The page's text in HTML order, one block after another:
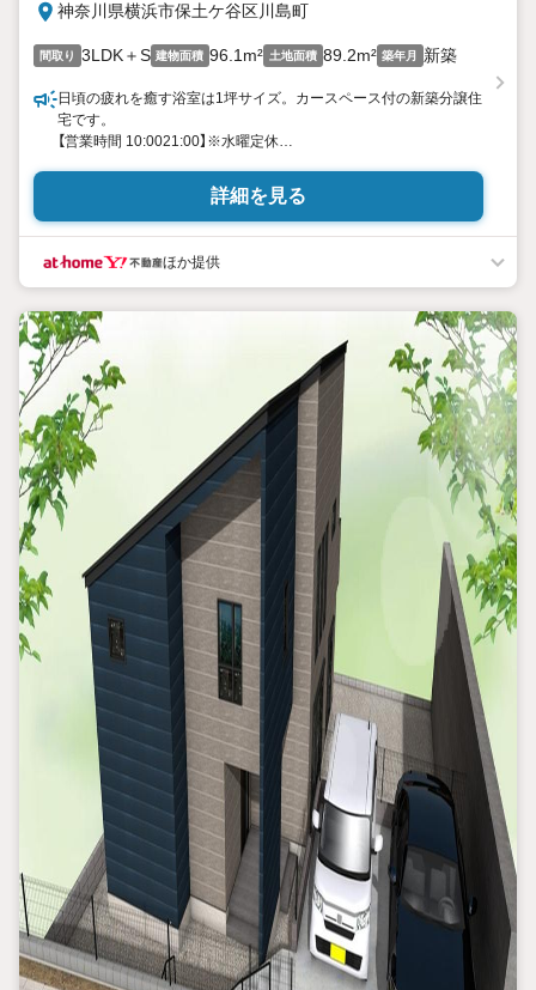
神奈川県横浜市保土ケ谷区川島町
間取り 3LDK＋S 建物面積 96.1m² 土地面積 89.2m² 築年月 新築
日頃の疲れを癒す浴室は1坪サイズ。カースペース付の新築分譲住
宅です。
【営業時間 10:0021:00】※水曜定休
現地を見学される場合は「室内・現地を見学する（無料）」ボタンよ
り
す。
◎現地のご案内について
・平日や夜遅い時間帯もご案内が可能 ※定休日を除く
・経験豊富なスタッフが物件詳細を丁寧にご説明いたします。
・車でご自宅や最寄り駅等、ご指定の場所まで送迎します。
・チャイルドシートのご用意ございます。
◎個別FP相談会 無料
物件のご紹介だけでなく住宅ローン・資金のご相談、
まずは家探しについて話を聞きたいという方も大歓迎です！
年間8000棟以上の限定物件を発表しているオープンハウスだから
出会える物件が多数ございます。
ぜひお気軽にご連絡・ご相談ください！
※限定物件:当社のみ、もしくは当社を含めた数社でのみご紹介可
能なオープンハウス・ディベロップメントの物件
詳細を見る
ほか提供